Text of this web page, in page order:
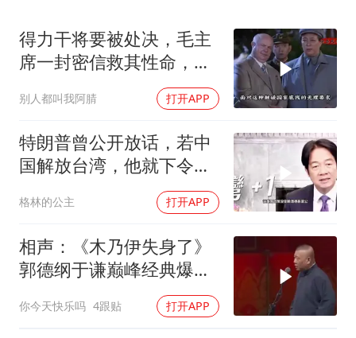
新疆优化调整景区内自驾服务费
全民健身事业高质量发展
乐享全民健身 共筑健康中国
得力干将要被处决，毛主
席一封密信救其性命，重
别人都叫我阿腈 打开APP
特朗普曾公开放话，若中
国解放台湾，他就下令轰
格林的公主 打开APP
相声：《木乃伊失身了》
郭德纲于谦巅峰经典爆笑
你今天快乐吗 4跟贴 打开APP